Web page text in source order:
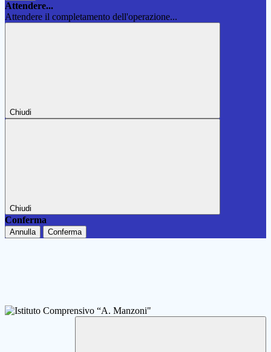
Attendere...
Attendere il completamento dell'operazione...
Chiudi
Chiudi
Conferma
Annulla Conferma